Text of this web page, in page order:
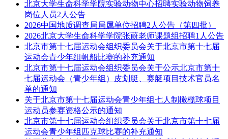
北京大学生命科学学院实验动物中心招聘实验动物饲养
岗位人员2人公告
2026中国地质调查局局属单位招聘2人公告（第四批）
2026北京大学生命科学学院张蔚老师课题组招聘1人公告
北京市第十七届运动会组织委员会关于北京市第十七届
运动会青少年组帆船比赛的补充通知
北京市第十七届运动会组织委员会关于公示北京市第十
七届运动会（青少年组）皮划艇、赛艇项目技术官员名
单的通知
关于北京市第十七届运动会青少年组七人制橄榄球项目
运动员参赛资格公示的通知
北京市第十七届运动会组织委员会关于北京市第十七届
运动会青少年组匹克球比赛的补充通知